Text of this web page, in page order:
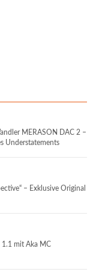
MERASON DAC 2 –
Understatements
– Exklusive Original
1.1 mit Aka MC